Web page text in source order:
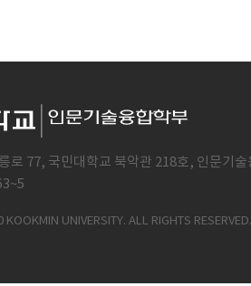
로 77, 국민대학교 북악관 218호, 인문기
UNIVERSITY. ALL RIGHTS RESERVED.